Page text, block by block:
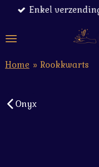
naar
hoofdinhoud
Enkel
Home » Rookkwarts
Onyx